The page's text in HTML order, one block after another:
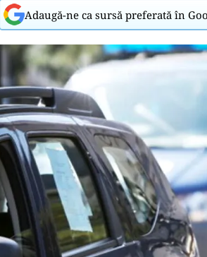
Adaugă-ne ca sursă preferată în